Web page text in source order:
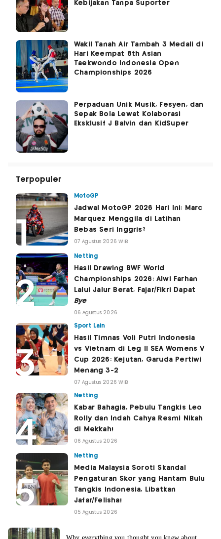
Kebijakan Tanpa Suporter
Wakil Tanah Air Tambah 3 Medali di
Hari Keempat 8th Asian
Taekwondo Indonesia Open
Championships 2026
Perpaduan Unik Musik, Fesyen, dan
Sepak Bola Lewat Kolaborasi
Eksklusif J Balvin dan KidSuper
Terpopuler
MotoGP
Jadwal MotoGP 2026 Hari Ini: Marc
Marquez Menggila di Latihan
Bebas Seri Inggris?
07 Agustus 2026 WIB
Netting
Hasil Drawing BWF World
Championships 2026: Alwi Farhan
Lalui Jalur Berat, Fajar/Fikri Dapat
Bye
06 Agustus 2026
Sport Lain
Hasil Timnas Voli Putri Indonesia
vs Vietnam di Leg II SEA Womens V
Cup 2026: Kejutan, Garuda Pertiwi
Menang 3-2
07 Agustus 2026 WIB
Netting
Kabar Bahagia, Pebulu Tangkis Leo
Rolly dan Indah Cahya Resmi Nikah
di Mekkah!
06 Agustus 2026
Netting
Media Malaysia Soroti Skandal
Pengaturan Skor yang Hantam Bulu
Tangkis Indonesia, Libatkan
Jafar/Felisha!
05 Agustus 2026